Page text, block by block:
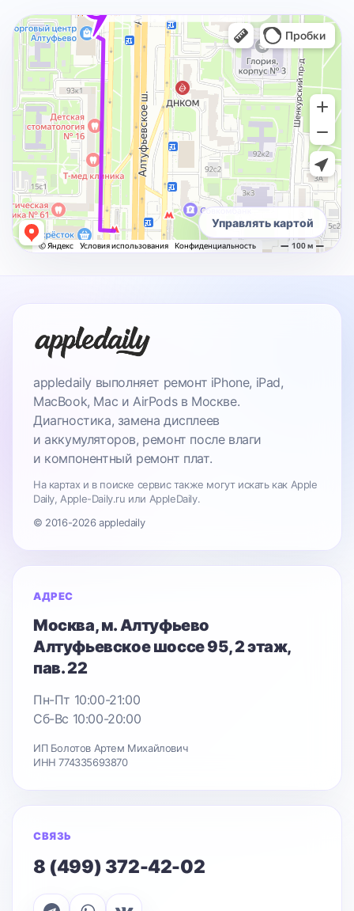
Управлять картой
appledaily выполняет ремонт iPhone, iPad,
MacBook, Mac и AirPods в Москве.
Диагностика, замена дисплеев
и аккумуляторов, ремонт после влаги
и компонентный ремонт плат.
На картах и в поиске сервис также могут искать как Apple
Daily, Apple-Daily.ru или AppleDaily.
© 2016-2026 appledaily
АДРЕС
Москва, м. Алтуфьево
Алтуфьевское шоссе 95, 2 этаж,
пав. 22
Пн-Пт 10:00-21:00
Сб-Вс 10:00-20:00
ИП Болотов Артем Михайлович
ИНН 774335693870
СВЯЗЬ
8 (499) 372-42-02